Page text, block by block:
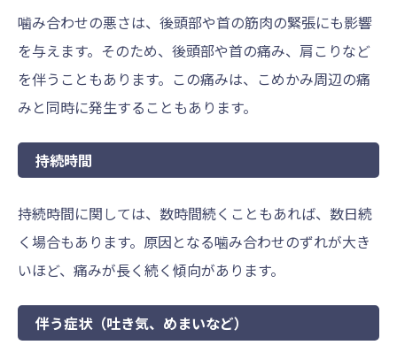
噛み合わせの悪さは、後頭部や首の筋肉の緊張にも影響
を与えます。そのため、後頭部や首の痛み、肩こりなど
を伴うこともあります。この痛みは、こめかみ周辺の痛
みと同時に発生することもあります。
持続時間
持続時間に関しては、数時間続くこともあれば、数日続
く場合もあります。原因となる噛み合わせのずれが大き
いほど、痛みが長く続く傾向があります。
伴う症状（吐き気、めまいなど）